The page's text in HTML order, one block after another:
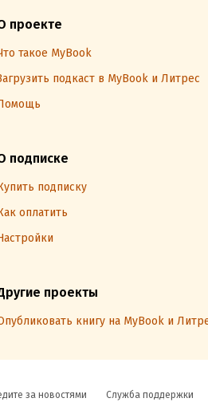
проекте
такое MyBook
подкаст в MyBook и Литрес
подписке
подписку
оплатить
проекты
книгу на MyBook и
за новостями Служба поддержки